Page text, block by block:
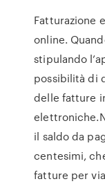
Fatturazione
online.
stipulando
possibilità di
delle fatture
il saldo da
centesimi,
fatture per